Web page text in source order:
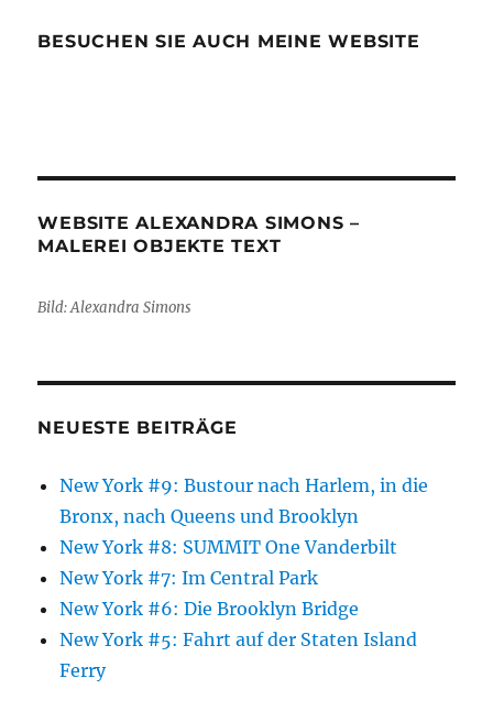
BESUCHEN SIE AUCH MEINE WEBSITE
WEBSITE ALEXANDRA SIMONS –
MALEREI OBJEKTE TEXT
Bild: Alexandra Simons
NEUESTE BEITRÄGE
New York #9: Bustour nach Harlem, in die
Bronx, nach Queens und Brooklyn
New York #8: SUMMIT One Vanderbilt
New York #7: Im Central Park
New York #6: Die Brooklyn Bridge
New York #5: Fahrt auf der Staten Island
Ferry